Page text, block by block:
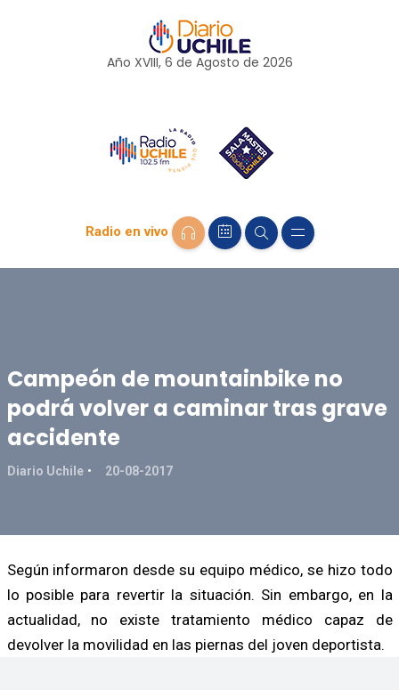
Año XVIII, 6 de Agosto de 2026
Radio en vivo
Campeón de mountainbike no
podrá volver a caminar tras grave
accidente
Diario Uchile 20-08-2017
Según informaron desde su equipo médico, se hizo todo
lo posible para revertir la situación. Sin embargo, en la
actualidad, no existe tratamiento médico capaz de
devolver la movilidad en las piernas del joven deportista.